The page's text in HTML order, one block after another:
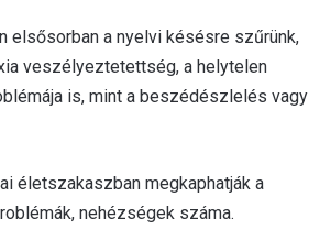
elsősorban a nyelvi késésre szűrünk,
veszélyeztetettség, a helytelen
is, mint a beszédészlelés vagy
életszakaszban megkaphatják a
nehézségek száma.